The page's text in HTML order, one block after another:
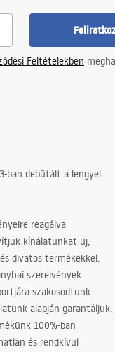
Feltételekben
ban debütált a lengyel
reagálva
kínálatunkat új,
divatos termékekkel.
szerelvények
szakosodtunk.
alapján garantáljuk,
100%-ban
és rendkívül